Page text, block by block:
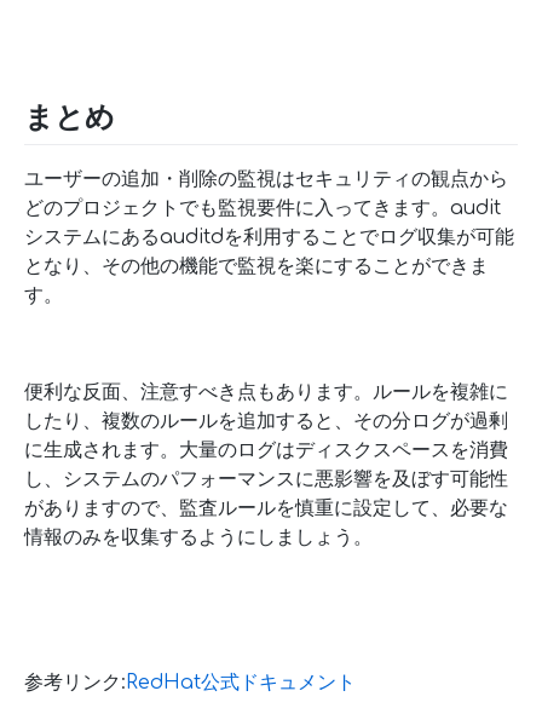
まとめ
ユーザーの追加・削除の監視はセキュリティの観点から
どのプロジェクトでも監視要件に入ってきます。audit
システムにあるauditdを利用することでログ収集が可能
となり、その他の機能で監視を楽にすることができま
す。
便利な反面、注意すべき点もあります。ルールを複雑に
したり、複数のルールを追加すると、その分ログが過剰
に生成されます。大量のログはディスクスペースを消費
し、システムのパフォーマンスに悪影響を及ぼす可能性
がありますので、監査ルールを慎重に設定して、必要な
情報のみを収集するようにしましょう。
参考リンク:RedHat公式ドキュメント